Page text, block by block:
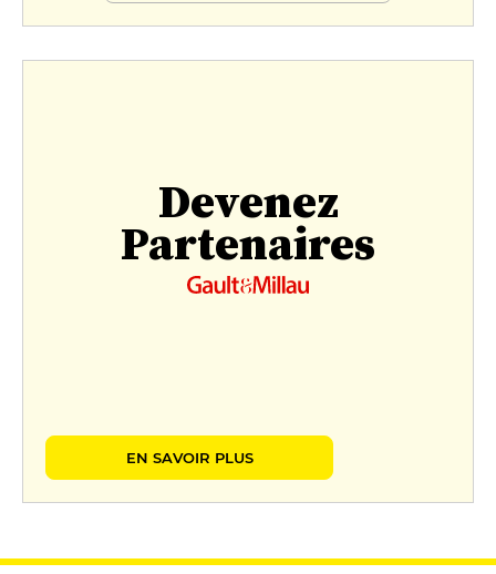
Devenez
Partenaires
EN SAVOIR PLUS